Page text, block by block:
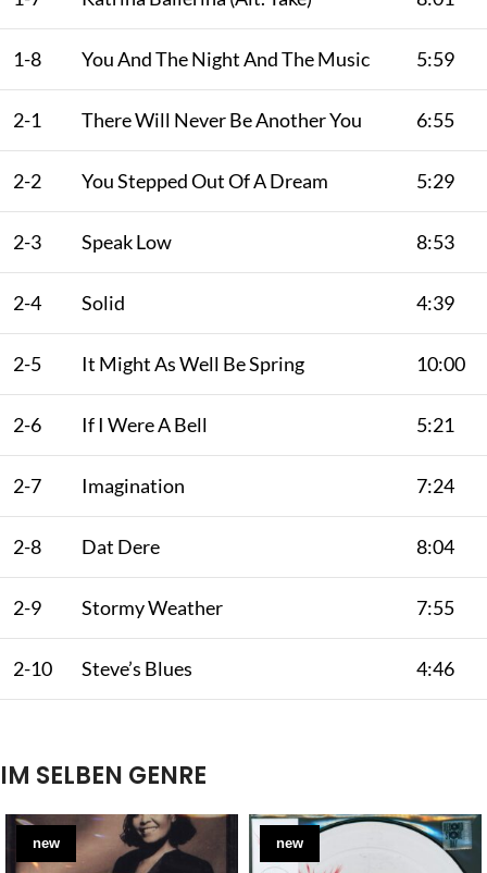
1-8 You And The Night And The Music 5:59
2-1 There Will Never Be Another You 6:55
2-2 You Stepped Out Of A Dream 5:29
2-3 Speak Low 8:53
2-4 Solid 4:39
2-5 It Might As Well Be Spring 10:00
2-6 If I Were A Bell 5:21
2-7 Imagination 7:24
2-8 Dat Dere 8:04
2-9 Stormy Weather 7:55
2-10 Steve’s Blues 4:46
IM SELBEN GENRE
new new